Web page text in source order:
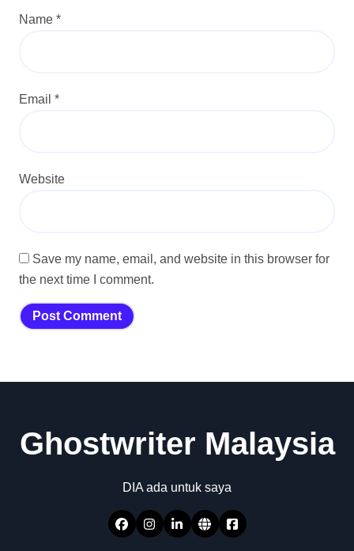
Name *
Email *
Website
Save my name, email, and website in this browser for
the next time I comment.
Ghostwriter Malaysia
DIA ada untuk saya